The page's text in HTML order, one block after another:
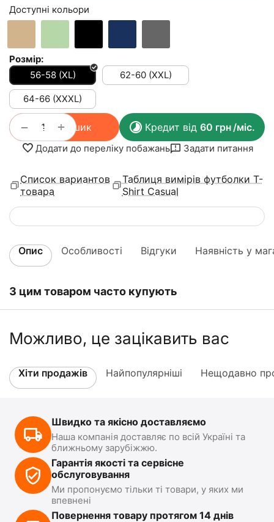
Доступні кольори
Розмір:
56-58 (XL)
62-60 (XXL)
64-66 (XXXL)
+
− У кошик Кредит від 60 грн/міс.
Додати до переліку побажань Задати питання
Список вариантов
товара
Таблиця вимірів футболки T-
Shirt Casual
Опис Особливості Відгуки Наявність у
З цим товаром часто купують
Можливо, це зацікавить вас
Хіти продажів Найпопулярніші Нещодавно
Швидко та якісно доставляємо
Наша компанія доставляє по всій Україні та
ближньому зарубіжжю.
Гарантія якості та сервісне
обслуговування
Ми пропонуємо тільки ті товари, у яких ми
впевнені
Повернення товару протягом 14 днів